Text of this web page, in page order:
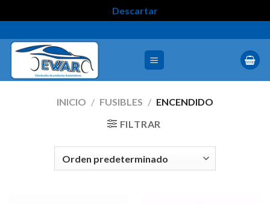
Descartar
INICIO / FUSIBLES / ENCENDIDO
FILTRAR